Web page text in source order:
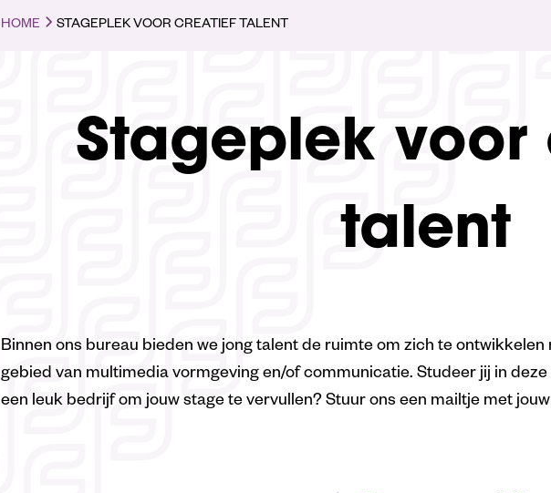
HOME STAGEPLEK VOOR CREATIEF TALENT
Stageplek voor
talent
Binnen ons bureau bieden we jong talent de ruimte om zich te
gebied van multimedia vormgeving en/of communicatie. Studeer jij in
een leuk bedrijf om jouw stage te vervullen? Stuur ons een mailtje met